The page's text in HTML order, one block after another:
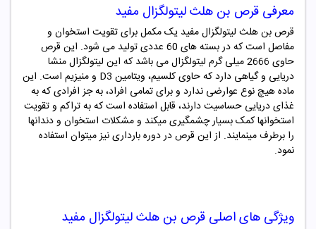
معرفی قرص بن هلث لیتولگزال مفید
قرص بن هلث لیتولگزال مفید یک مکمل برای تقویت استخوان و
مفاصل است که در بسته های 60 عددی تولید می شود.
این قرص
حاوی 2666 میلی گرم لیتولگزال می باشد که این لیتولگزال منشا
دریایی و گیاهی دارد که حاوی کلسیم، ویتامین D3 و منیزیم است. این
ماده هیچ نوع عوارضی ندارد و برای تمامی افراد، به جز افرادی که به
غذای دریایی حساسیت دارند، قابل استفاده است که به تراکم و تقویت
استخوانها کمک بسیار چشمگیری میکند و مشکلات استخوان و دندانها
را برطرف مینمایند. از این قرص در دوره بارداری نیز میتوان استفاده
نمود.
ویژگی های اصلی قرص بن هلثلیتولگزال مفید